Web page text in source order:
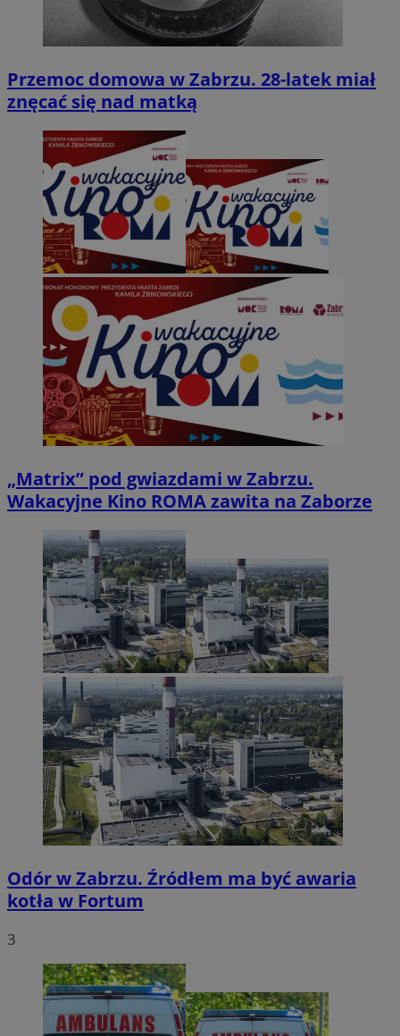
Przemoc domowa w Zabrzu. 28-latek miał
znęcać się nad matką
„Matrix” pod gwiazdami w Zabrzu.
Wakacyjne Kino ROMA zawita na Zaborze
Odór w Zabrzu. Źródłem ma być awaria
kotła w Fortum
3